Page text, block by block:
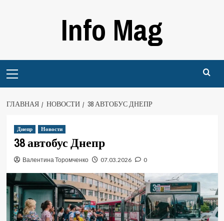
Info Mag
Menu
ГЛАВНАЯ НОВОСТИ 38 АВТОБУС ДНЕПР
Днепр Новости
38 автобус Днепр
Валентина Торомченко 07.03.2026 0